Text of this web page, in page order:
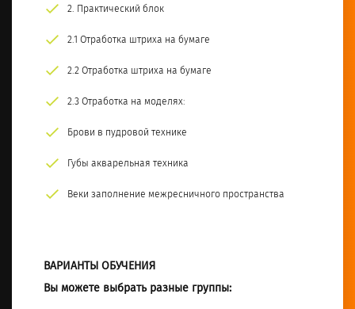
2. Практический блок
2.1 Отработка штриха на бумаге
2.2 Отработка штриха на бумаге
2.3 Отработка на моделях:
Брови в пудровой технике
Губы акварельная техника
Веки заполнение межресничного пространства
ВАРИАНТЫ ОБУЧЕНИЯ
Вы можете выбрать разные группы: